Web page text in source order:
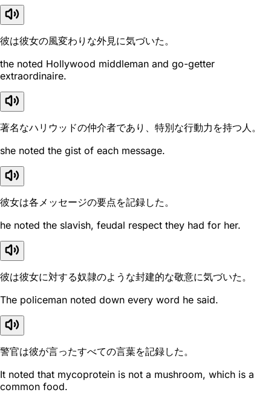
彼は彼女の風変わりな外見に気づいた。
the noted Hollywood middleman and go-getter
extraordinaire.
著名なハリウッドの仲介者であり、特別な行動力を持つ人。
she noted the gist of each message.
彼女は各メッセージの要点を記録した。
he noted the slavish, feudal respect they had for her.
彼は彼女に対する奴隷のような封建的な敬意に気づいた。
The policeman noted down every word he said.
警官は彼が言ったすべての言葉を記録した。
It noted that mycoprotein is not a mushroom, which is a
common food.